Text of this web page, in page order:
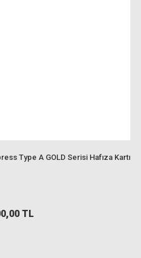
Type A GOLD Serisi Hafıza Kartı
TL